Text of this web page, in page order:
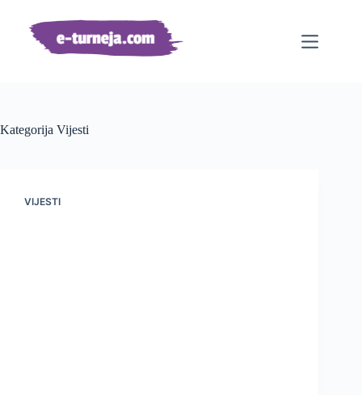
sadržaj
Kategorija Vijesti
VIJESTI